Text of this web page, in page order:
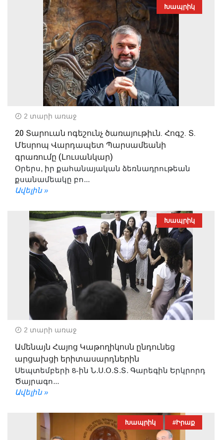
Խապրիկ
2 տարի առաջ
20 Տարուան ոգեշունչ ծառայութիւն. Հոգշ. Տ.
Մեսրոպ Վարդապետ Պարսամեանի
գրառումը (Լուսանկար)
Օրերս, իր քահանայական ձեռնադրութեան
քսանամեակը բո...
Ավելին »
Խապրիկ
2 տարի առաջ
Ամենայն Հայոց Կաթողիկոսն ընդունեց
արցախցի երիտասարդներին
Սեպտեմբերի 8-ին Ն.Ս.Օ.Տ.Տ. Գարեգին Երկրորդ
Ծայրագո...
Ավելին »
Խապրիկ #Իրաք